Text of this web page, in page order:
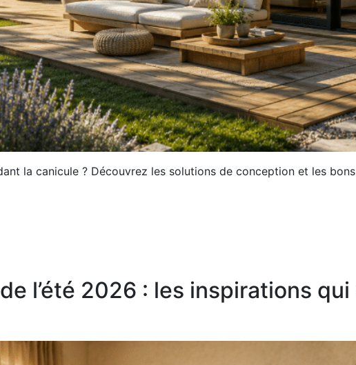
la canicule ? Découvrez les solutions de conception et les
l’été 2026 : les inspirations